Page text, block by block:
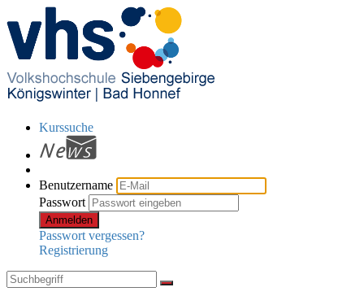
Kurssuche
Benutzername
Passwort
Anmelden
Passwort vergessen?
Registrierung